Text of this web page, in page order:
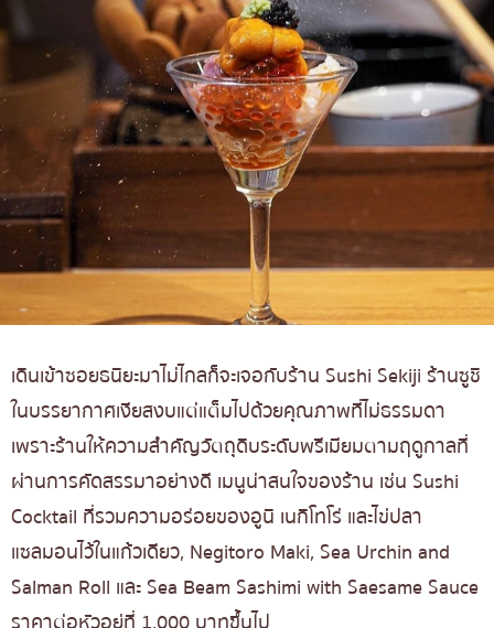
เดินเข้าซอยธนิยะมาไม่ไกลก็จะเจอกับร้าน Sushi Sekiji ร้านซูชิ
ในบรรยากาศเงียสงบแต่แต็มไปด้วยคุณภาพที่ไม่ธรรมดา
เพราะร้านให้ความสำคัญวัตถุดิบระดับพรีเมียมตามฤดูกาลที่
ผ่านการคัดสรรมาอย่างดี เมนูน่าสนใจของร้าน เช่น Sushi
Cocktail ที่รวมความอร่อยของอูนิ เนกิโทโร่ และไข่ปลา
แซลมอนไว้ในแก้วเดียว, Negitoro Maki, Sea Urchin and
Salman Roll และ Sea Beam Sashimi with Saesame Sauce